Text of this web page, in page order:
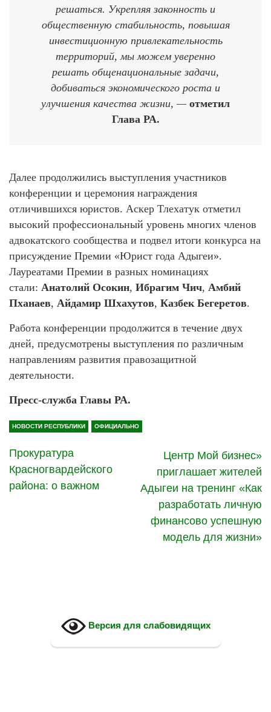
решаться. Укрепляя законность и
общественную стабильность, повышая
инвестиционную привлекательность
территорий, мы можем уверенно
решать общенациональные задачи,
добиваться экономического роста и
улучшения качества жизни, — отметил
Глава РА.
Далее продолжились выступления участников
конференции и церемония награждения
отличившихся юристов. Аскер Тлехатук отметил
высокий профессиональный уровень многих членов
адвокатского сообщества и подвел итоги конкурса на
присуждение Премии «Юрист года Адыгеи».
Лауреатами Премии в разных номинациях
стали: Анатолий Осокин, Ибрагим Чич, Амбий
Пханаев, Айдамир Шхахутов, Казбек Бегеретов.
Работа конференции продолжится в течение двух
дней, предусмотрены выступления по различным
направлениям развития правозащитной
деятельности.
Пресс-служба Главы РА.
НОВОСТИ РЕСПУБЛИКИ ОФИЦИАЛЬНО
Прокуратура
Красногвардейского
района: о важном
Центр Мой бизнес»
приглашает жителей
Адыгеи на тренинг «Как
разработать личную
финансово успешную
модель для жизни»
Версия для слабовидящих